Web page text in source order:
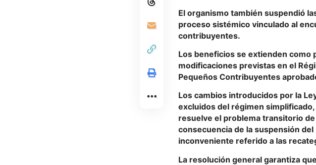
El organismo también suspendió
proceso sistémico vinculado al
contribuyentes.
Los beneficios se extienden como
modificaciones previstas en el
Pequeños Contribuyentes
Los cambios introducidos por la
excluidos del régimen
resuelve el problema transitorio
consecuencia de la suspensión
inconveniente referido a las
La resolución general garantiza